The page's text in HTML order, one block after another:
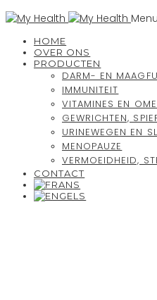
HOME
OVER ONS
PRODUCTEN
DARM- EN
IMMUNITEIT
VITAMINES EN
GEWRICHTEN,
URINEWEGEN EN
MENOPAUZE
VERMOEIDHEID,
CONTACT